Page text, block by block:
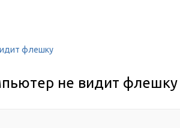
флешку
не видит флешку